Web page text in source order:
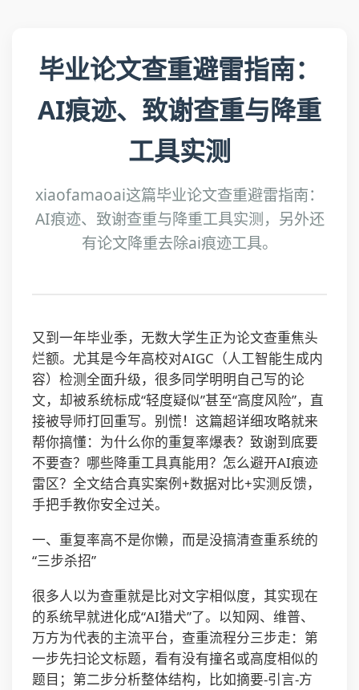
毕业论文查重避雷指南：
AI痕迹、致谢查重与降重
工具实测
xiaofamaoai这篇毕业论文查重避雷指南：
AI痕迹、致谢查重与降重工具实测，另外还
有论文降重去除ai痕迹工具。
又到一年毕业季，无数大学生正为论文查重焦头
烂额。尤其是今年高校对AIGC（人工智能生成内
容）检测全面升级，很多同学明明自己写的论
文，却被系统标成“轻度疑似”甚至“高度风险”，直
接被导师打回重写。别慌！这篇超详细攻略就来
帮你搞懂：为什么你的重复率爆表？致谢到底要
不要查？哪些降重工具真能用？怎么避开AI痕迹
雷区？全文结合真实案例+数据对比+实测反馈，
手把手教你安全过关。
一、重复率高不是你懒，而是没搞清查重系统的
“三步杀招”
很多人以为查重就是比对文字相似度，其实现在
的系统早就进化成“AI猎犬”了。以知网、维普、
万方为代表的主流平台，查重流程分三步走：第
一步先扫论文标题，看有没有撞名或高度相似的
题目；第二步分析整体结构，比如摘要-引言-方